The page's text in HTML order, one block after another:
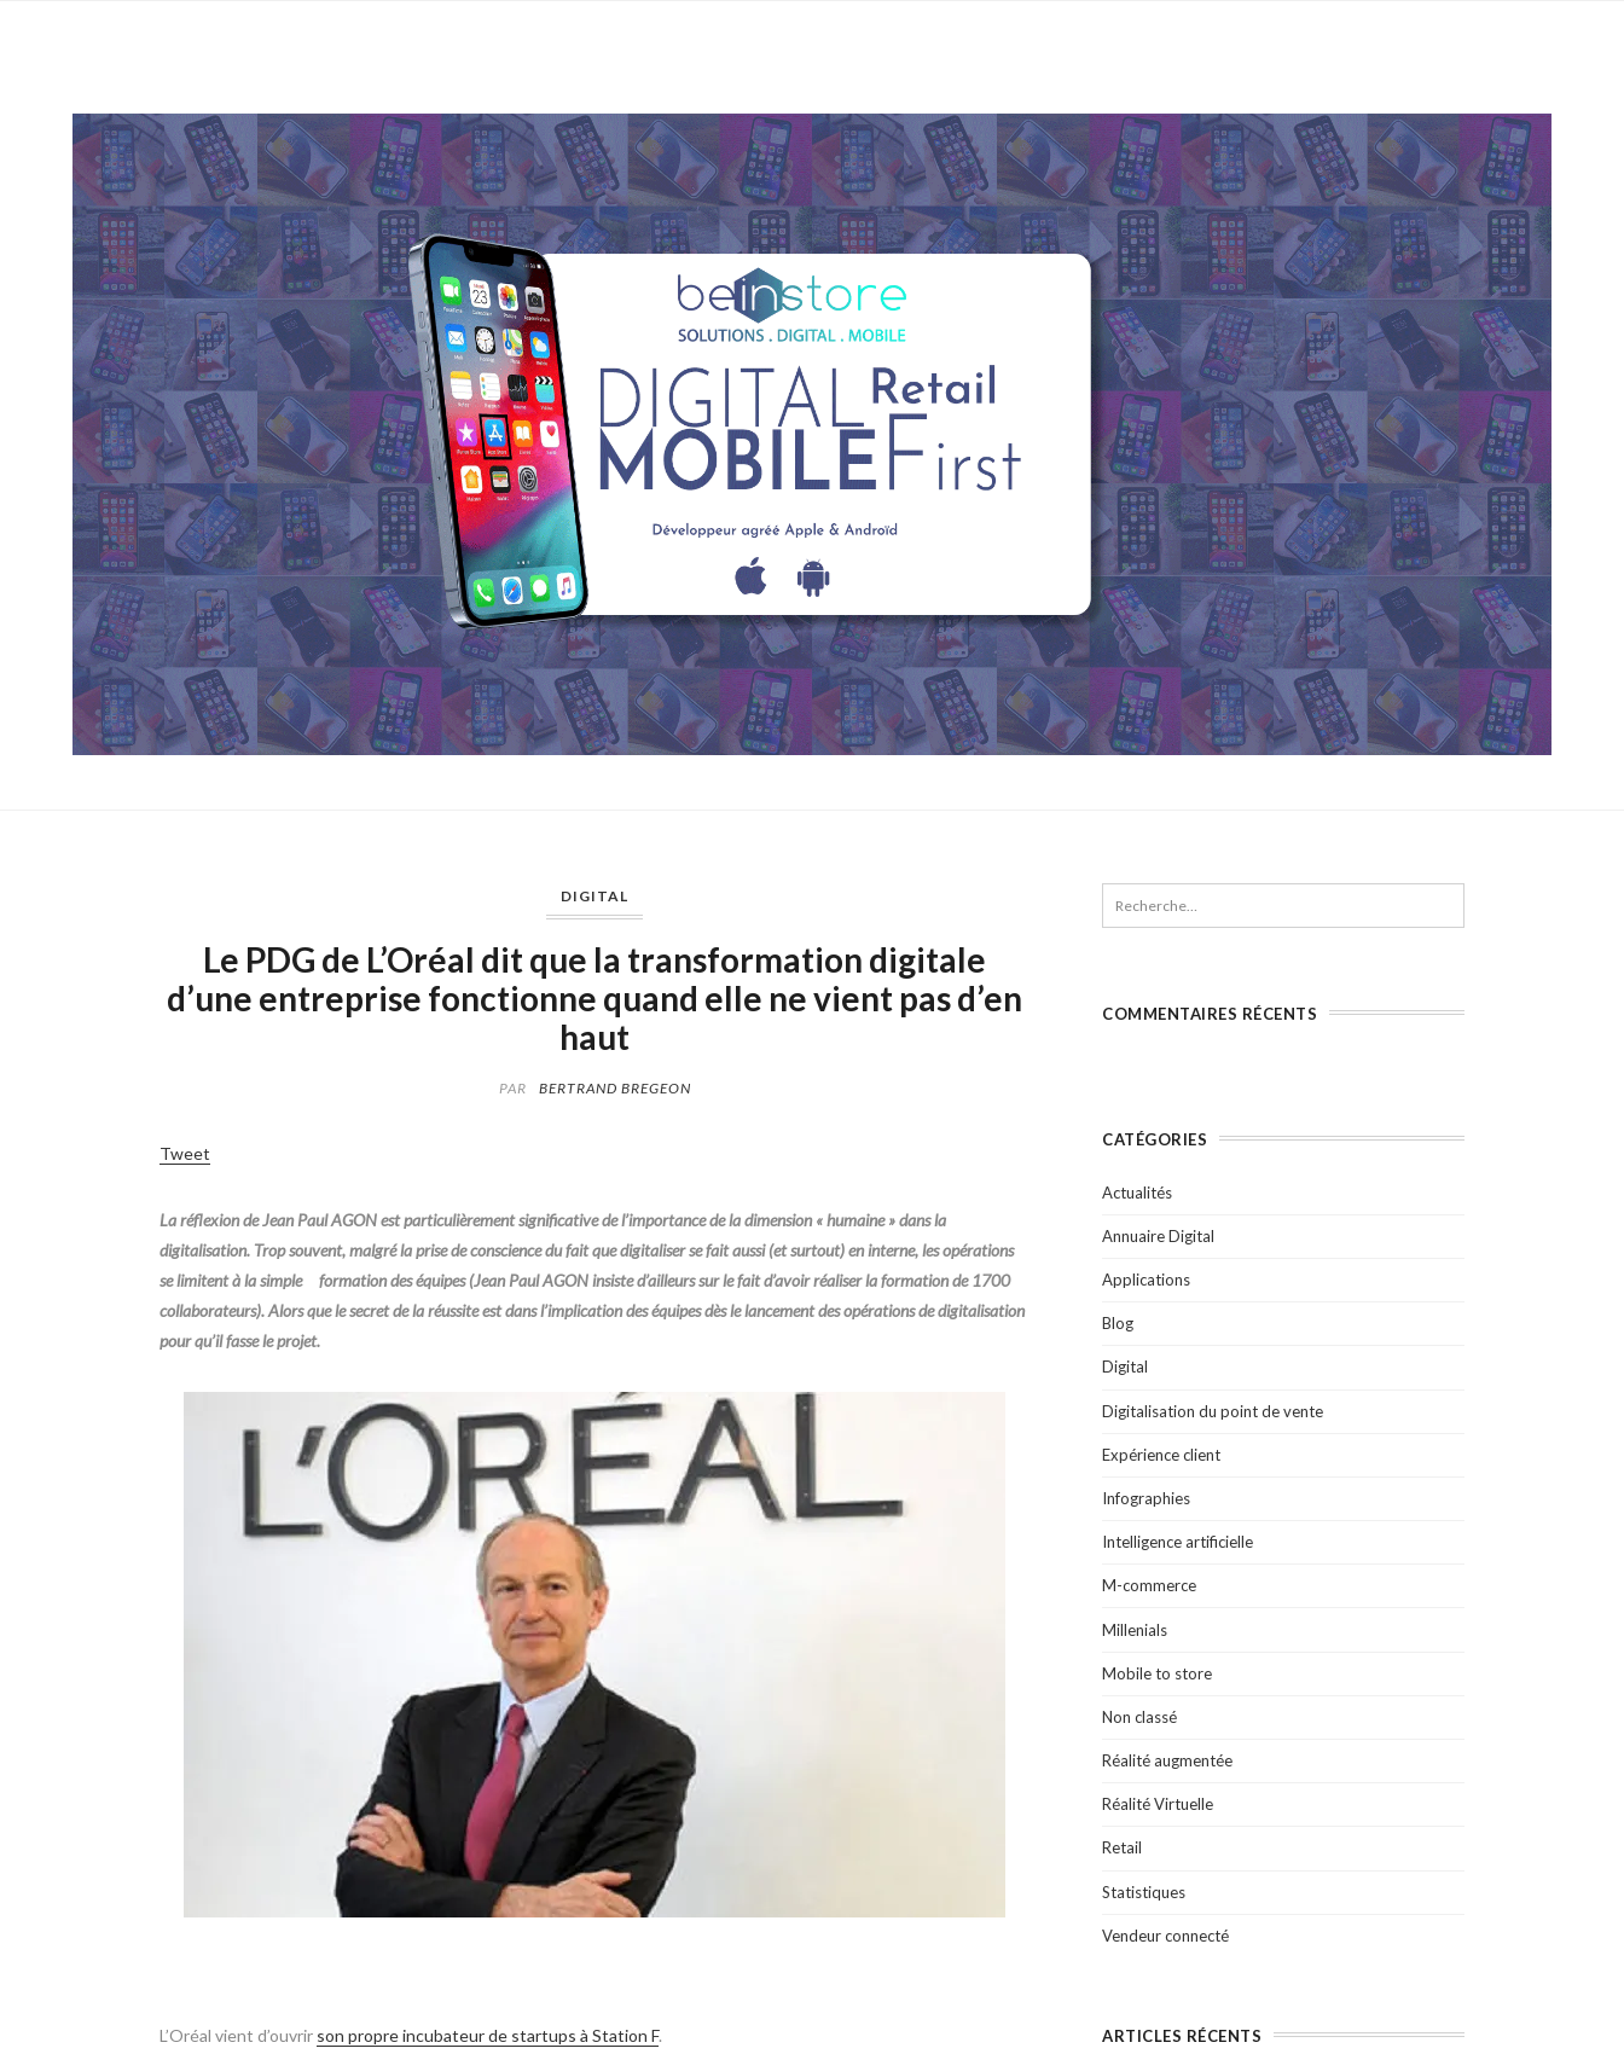
DIGITAL
Le PDG de L’Oréal dit que la transformation digitale
d’une entreprise fonctionne quand elle ne vient pas d’en
haut
PAR BERTRAND BREGEON
Tweet
La réflexion de Jean Paul AGON est particulièrement significative de l’importance de la dimension « humaine » dans la
digitalisation. Trop souvent, malgré la prise de conscience du fait que digitaliser se fait aussi (et surtout) en interne, les opérations
se limitent à la simple formation des équipes (Jean Paul AGON insiste d’ailleurs sur le fait d’avoir réaliser la formation de 1700
collaborateurs). Alors que le secret de la réussite est dans l’implication des équipes dès le lancement des opérations de digitalisation
pour qu’il fasse le projet.
L’Oréal vient d’ouvrir son propre incubateur de startups à Station F.
COMMENTAIRES RÉCENTS
CATÉGORIES
Actualités
Annuaire Digital
Applications
Blog
Digital
Digitalisation du point de vente
Expérience client
Infographies
Intelligence artificielle
M-commerce
Millenials
Mobile to store
Non classé
Réalité augmentée
Réalité Virtuelle
Retail
Statistiques
Vendeur connecté
ARTICLES RÉCENTS